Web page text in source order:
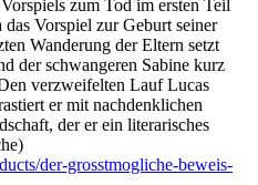
zum Tod im ersten Teil
Vorspiel zur Geburt seiner
Wanderung der Eltern setzt
der schwangeren Sabine kurz
verzweifelten Lauf Lucas
er mit nachdenklichen
der er ein literarisches
der-grosstmogliche-beweis-